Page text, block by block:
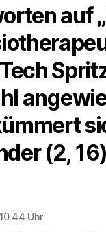
auf
(2,
Uhr